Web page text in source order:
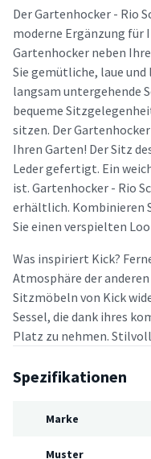
Der Gartenhocker - Rio
moderne Ergänzung für
Gartenhocker neben
Sie gemütliche, laue und
langsam untergehende
bequeme
sitzen. Der
Ihren Garten! Der Sitz
Leder gefertigt. Ein
ist. Gartenhocker - Rio
erhältlich. Kombinieren
Sie einen verspielten
Was inspiriert Kick?
Atmosphäre der
Sitzmöbeln von Kick
Sessel, die dank ihres
Platz zu nehmen.
Spezifikationen
Marke
Muster